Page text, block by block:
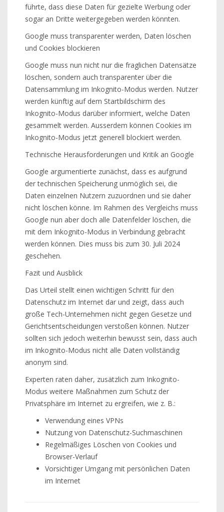
führte, dass diese Daten für gezielte Werbung oder
sogar an Dritte weitergegeben werden könnten.
Google muss transparenter werden, Daten löschen
und Cookies blockieren
Google muss nun nicht nur die fraglichen Datensätze
löschen, sondern auch transparenter über die
Datensammlung im Inkognito-Modus werden. Nutzer
werden künftig auf dem Startbildschirm des
Inkognito-Modus darüber informiert, welche Daten
gesammelt werden. Ausserdem können Cookies im
Inkognito-Modus jetzt generell blockiert werden.
Technische Herausforderungen und Kritik an Google
Google argumentierte zunächst, dass es aufgrund
der technischen Speicherung unmöglich sei, die
Daten einzelnen Nutzern zuzuordnen und sie daher
nicht löschen könne. Im Rahmen des Vergleichs muss
Google nun aber doch alle Datenfelder löschen, die
mit dem Inkognito-Modus in Verbindung gebracht
werden können. Dies muss bis zum 30. Juli 2024
geschehen.
Fazit und Ausblick
Das Urteil stellt einen wichtigen Schritt für den
Datenschutz im Internet dar und zeigt, dass auch
große Tech-Unternehmen nicht gegen Gesetze und
Gerichtsentscheidungen verstoßen können. Nutzer
sollten sich jedoch weiterhin bewusst sein, dass auch
im Inkognito-Modus nicht alle Daten vollständig
anonym sind.
Experten raten daher, zusätzlich zum Inkognito-
Modus weitere Maßnahmen zum Schutz der
Privatsphäre im Internet zu ergreifen, wie z. B.:
Verwendung eines VPNs
Nutzung von Datenschutz-Suchmaschinen
Regelmäßiges Löschen von Cookies und
Browser-Verlauf
Vorsichtiger Umgang mit persönlichen Daten
im Internet